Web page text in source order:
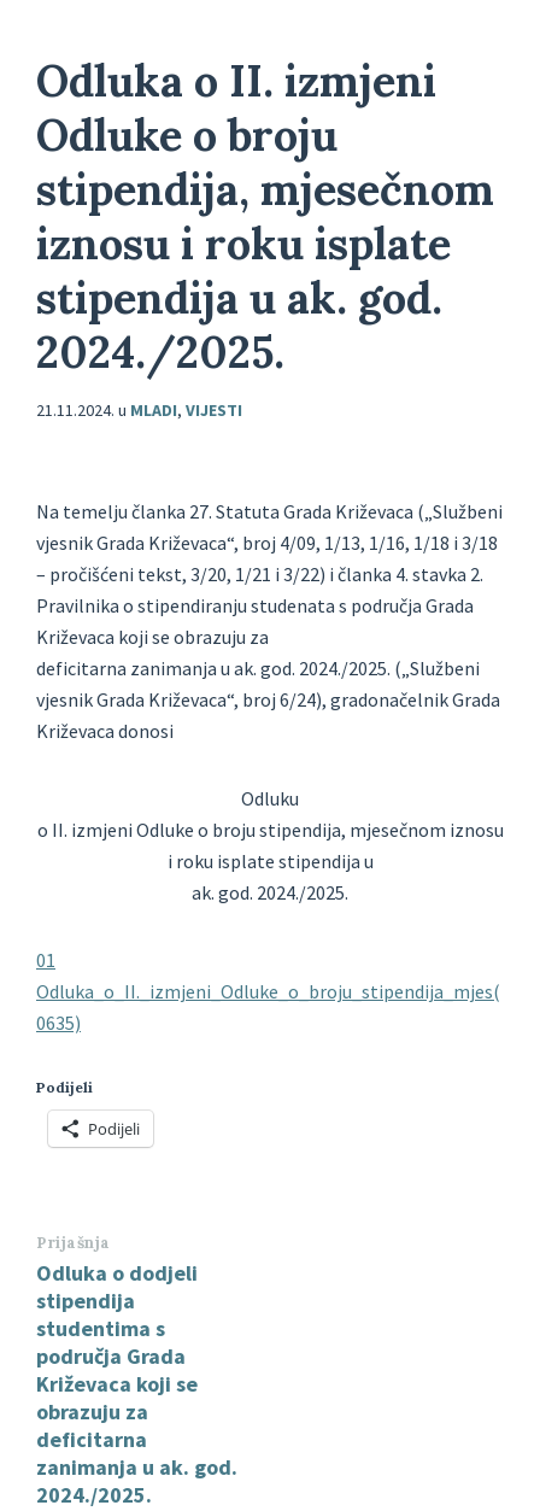
Odluka o II. izmjeni
Odluke o broju
stipendija, mjesečnom
iznosu i roku isplate
stipendija u ak. god.
2024./2025.
21.11.2024. u MLADI, VIJESTI
Na temelju članka 27. Statuta Grada Križevaca („Službeni
vjesnik Grada Križevaca“, broj 4/09, 1/13, 1/16, 1/18 i 3/18
– pročišćeni tekst, 3/20, 1/21 i 3/22) i članka 4. stavka 2.
Pravilnika o stipendiranju studenata s područja Grada
Križevaca koji se obrazuju za
deficitarna zanimanja u ak. god. 2024./2025. („Službeni
vjesnik Grada Križevaca“, broj 6/24), gradonačelnik Grada
Križevaca donosi
Odluku
o II. izmjeni Odluke o broju stipendija, mjesečnom iznosu
i roku isplate stipendija u
ak. god. 2024./2025.
01
Odluka_o_II._izmjeni_Odluke_o_broju_stipendija_mjes(
0635)
Podijeli
Podijeli
Prijašnja
Odluka o dodjeli
stipendija
studentima s
područja Grada
Križevaca koji se
obrazuju za
deficitarna
zanimanja u ak. god.
2024./2025.